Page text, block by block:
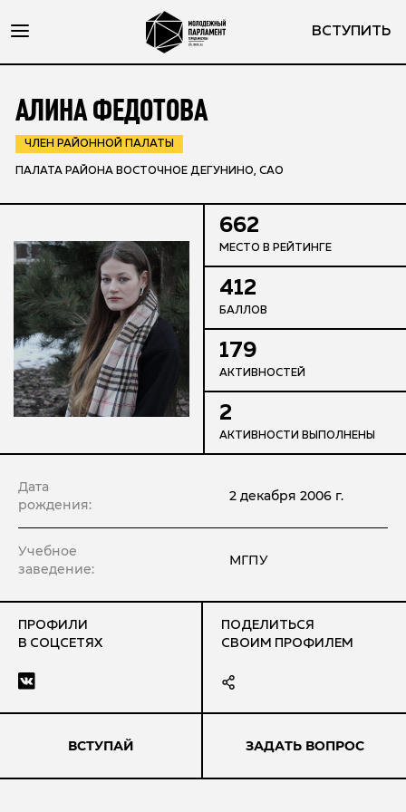
ВСТУПИТЬ
АЛИНА ФЕДОТОВА
ЧЛЕН РАЙОННОЙ ПАЛАТЫ
ПАЛАТА РАЙОНА ВОСТОЧНОЕ ДЕГУНИНО, САО
662
МЕСТО В РЕЙТИНГЕ
412
БАЛЛОВ
179
АКТИВНОСТЕЙ
2
АКТИВНОСТИ ВЫПОЛНЕНЫ
Дата
рождения:
2 декабря 2006 г.
Учебное
заведение:
МГПУ
ПРОФИЛИ
В СОЦСЕТЯХ
ПОДЕЛИТЬСЯ
СВОИМ ПРОФИЛЕМ
ВСТУПАЙ ЗАДАТЬ ВОПРОС